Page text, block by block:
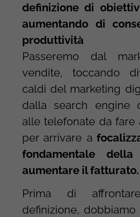
definizione di
aumentando di
produttività
Passeremo dal
vendite, toccando
caldi del marketing
dalla search engine
alle telefonate da fare
per arrivare a
fondamentale della
aumentare il fatturato.
Prima di
definizione,